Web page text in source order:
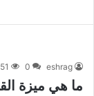
eshrag
0
ما هي ميزة